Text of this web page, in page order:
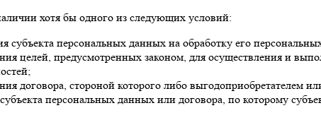
хотя бы одного из следующих условий:
субъекта персональных данных на обработку его
целей, предусмотренных законом, для осуществления и
договора, стороной которого либо выгодоприобретателем
персональных данных или договора, по которому